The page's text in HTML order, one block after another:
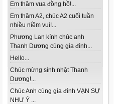
Em thăm vua đồng hồ!...
Em thăm A2, chúc A2 cuối tuần
nhiều niềm vui!...
Phương Lan kính chúc anh
Thanh Dương cùng gia đình...
Hello...
Chúc mừng sinh nhật Thanh
Dương!...
Chúc Anh cùng gia đình VẠN SỰ
NHƯ Ý ...